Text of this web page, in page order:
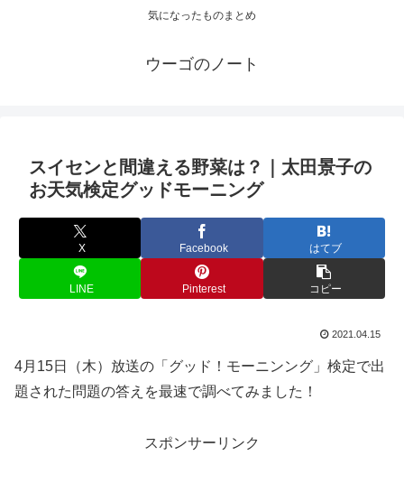
気になったものまとめ
ウーゴのノート
スイセンと間違える野菜は？｜太田景子の
お天気検定グッドモーニング
X Facebook はてブ
LINE Pinterest コピー
2021.04.15
4月15日（木）放送の「グッド！モーニンング」検定で出
題された問題の答えを最速で調べてみました！
スポンサーリンク